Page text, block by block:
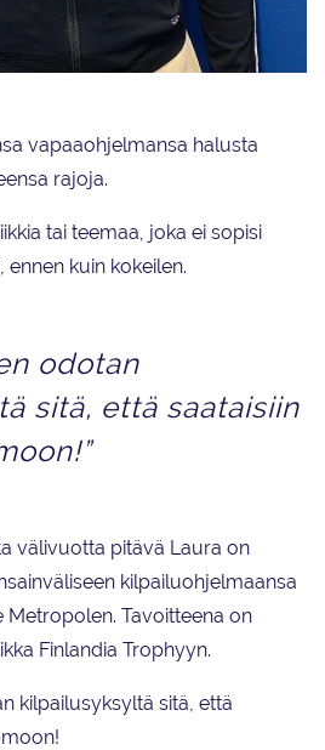
vapaaohjelmansa halusta
rajoja.
tai teemaa, joka ei sopisi
ennen kuin kokeilen.
odotan
sitä, että saataisiin
välivuotta pitävä Laura on
kilpailuohjelmaansa
Metropolen. Tavoitteena on
Finlandia Trophyyn.
kilpailusyksyltä sitä, että